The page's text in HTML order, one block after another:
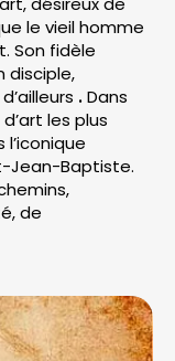
le vieil homme
Son fidèle
disciple,
.Dans
les plus
Jean-Baptiste.
de